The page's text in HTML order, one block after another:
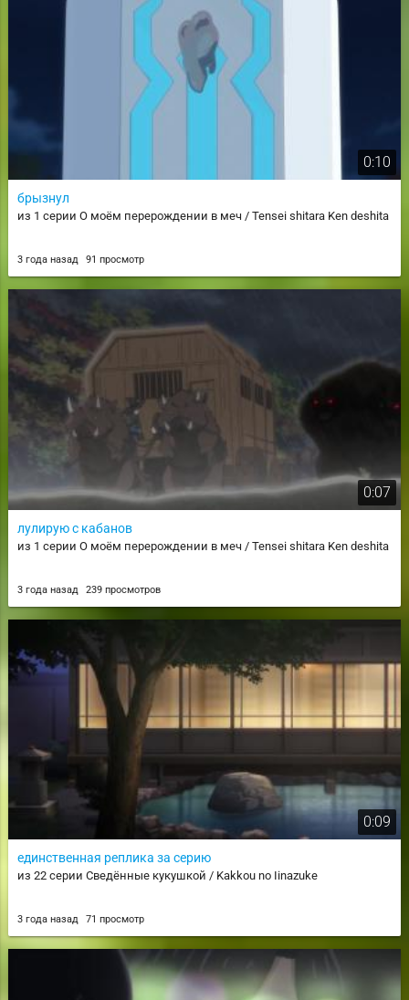
0:10
брызнул
из 1 серии О моём перерождении в меч / Tensei shitara Ken deshita
3 года назад 91 просмотр
0:07
лулирую с кабанов
из 1 серии О моём перерождении в меч / Tensei shitara Ken deshita
3 года назад 239 просмотров
0:09
единственная реплика за серию
из 22 серии Сведённые кукушкой / Kakkou no Iinazuke
3 года назад 71 просмотр